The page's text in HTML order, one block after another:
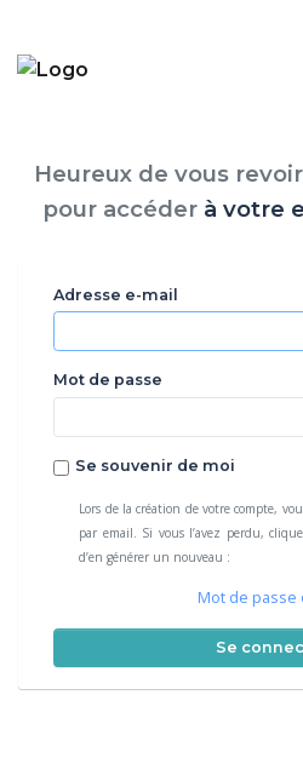
Heureux de vous
pour accéder à votre
Adresse e-mail
Mot de passe
Se souvenir de moi
Lors de la création de votre compte,
par email. Si vous l’avez perdu,
d’en générer un nouveau :
Mot de passe
Se